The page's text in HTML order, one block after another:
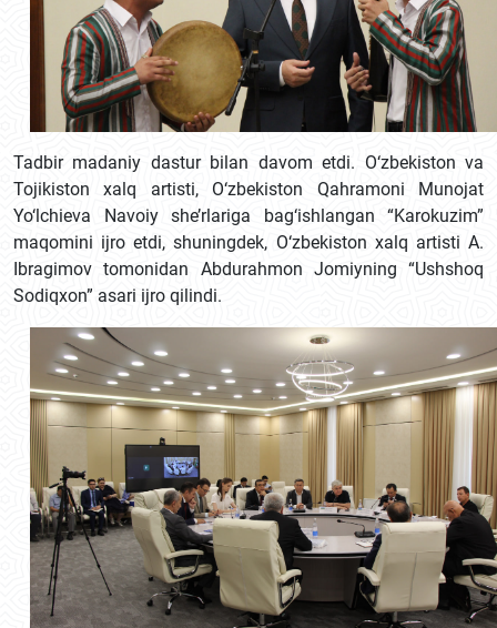
Tadbir madaniy dastur bilan davom etdi. O‘zbekiston va
Tojikiston xalq artisti, O‘zbekiston Qahramoni Munojat
Yo‘lchieva Navoiy she’rlariga bag‘ishlangan “Karokuzim”
maqomini ijro etdi, shuningdek, O‘zbekiston xalq artisti A.
Ibragimov tomonidan Abdurahmon Jomiyning “Ushshoq
Sodiqxon” asari ijro qilindi.